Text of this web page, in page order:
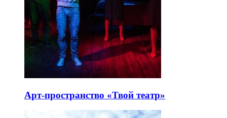
Арт-пространство «Твой театр»